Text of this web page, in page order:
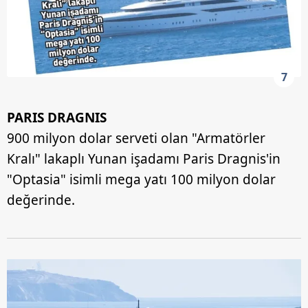
7
PARIS DRAGNIS
900 milyon dolar serveti olan "Armatörler
Kralı" lakaplı Yunan işadamı Paris Dragnis'in
"Optasia" isimli mega yatı 100 milyon dolar
değerinde.